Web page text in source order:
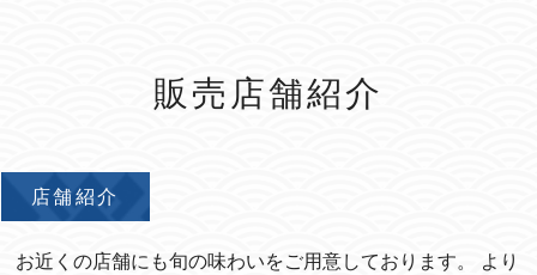
販売店舗紹介
店舗紹介
お近くの店舗にも旬の味わいをご用意しております。 より